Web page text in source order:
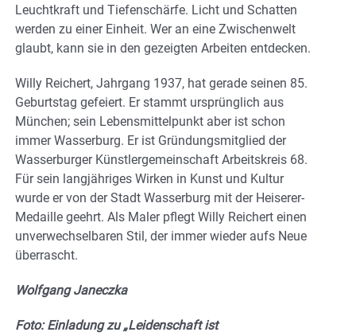
Leuchtkraft und Tiefenschärfe. Licht und Schatten
werden zu einer Einheit. Wer an eine Zwischenwelt
glaubt, kann sie in den gezeigten Arbeiten entdecken.
Willy Reichert, Jahrgang 1937, hat gerade seinen 85.
Geburtstag gefeiert. Er stammt ursprünglich aus
München; sein Lebensmittelpunkt aber ist schon
immer Wasserburg. Er ist Gründungsmitglied der
Wasserburger Künstlergemeinschaft Arbeitskreis 68.
Für sein langjähriges Wirken in Kunst und Kultur
wurde er von der Stadt Wasserburg mit der Heiserer-
Medaille geehrt. Als Maler pflegt Willy Reichert einen
unverwechselbaren Stil, der immer wieder aufs Neue
überrascht.
Wolfgang Janeczka
Foto: Einladung zu „Leidenschaft ist